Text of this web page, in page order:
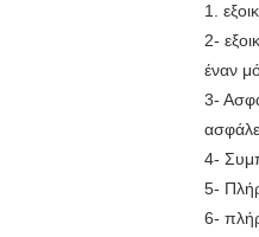
1.
2-
έναν
3-
4-
5-
6-